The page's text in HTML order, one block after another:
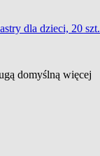
dla dzieci, 20 szt.
domyślną więcej